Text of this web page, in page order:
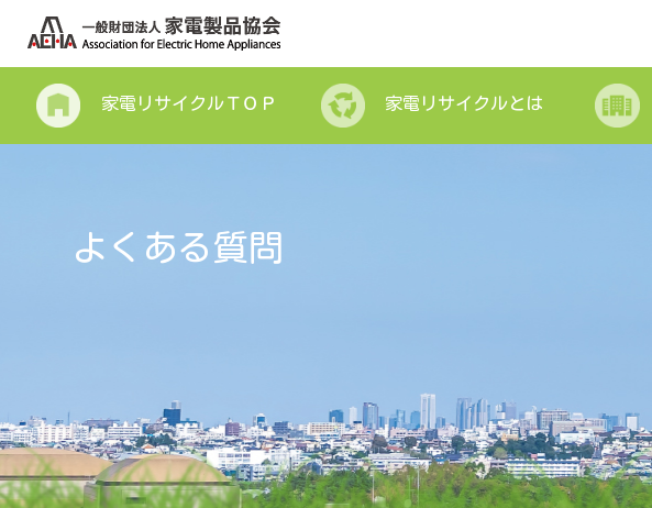
家電リサイクルＴＯＰ 家電リサイクルとは
よくある質問